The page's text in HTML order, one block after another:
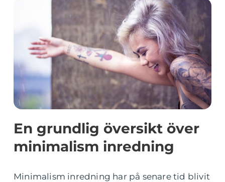
En grundlig översikt över
minimalism inredning
Minimalism inredning har på senare tid blivit